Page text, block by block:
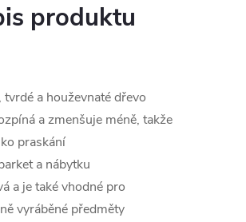
produktu
a houževnaté dřevo
a zmenšuje méně, takže
praskání
a nábytku
a je také vhodné pro
vyráběné předměty